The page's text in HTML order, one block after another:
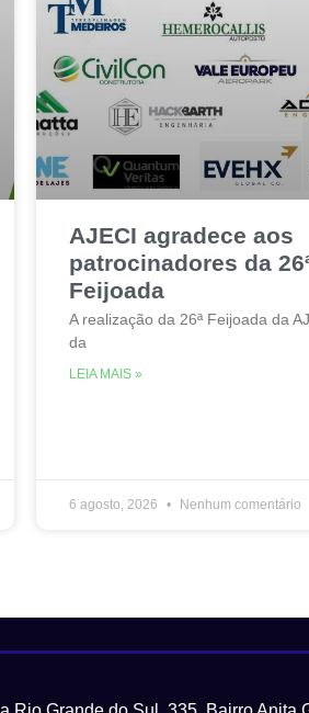
AJECI agradece aos
patrocinadores da
Feijoada
A realização da 26ª Feijoada da
da
LEIA MAIS »
6 agosto, 2026 Nenhum comentário